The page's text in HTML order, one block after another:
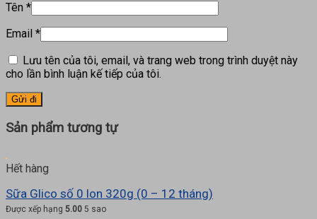
Tên *
Email *
Lưu tên của tôi, email, và trang web trong trình duyệt này
cho lần bình luận kế tiếp của tôi.
Sản phẩm tương tự
Hết hàng
Sữa Glico số 0 lon 320g (0 – 12 tháng)
Được xếp hạng 5.00 5 sao